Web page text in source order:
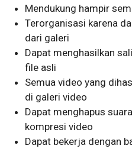
Mendukung hampir
Terorganisasi karena
dari galeri
Dapat menghasilkan
file asli
Semua video yang
di galeri video
Dapat menghapus
kompresi video
Dapat bekerja dengan